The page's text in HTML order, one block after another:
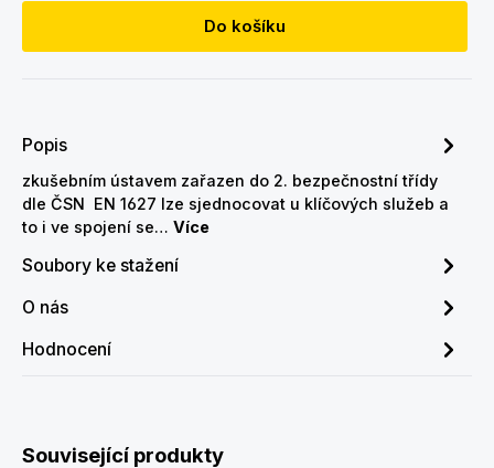
Do košíku
Popis
zkušebním ústavem zařazen do 2. bezpečnostní třídy
dle ČSN EN 1627 lze sjednocovat u klíčových služeb a
to i ve spojení se… Více
Soubory ke stažení
O nás
Hodnocení
Přeskočit galerii produktů
Související produkty